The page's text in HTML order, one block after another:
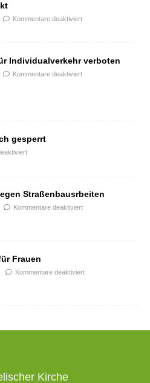
Kommentare deaktiviert
Individualverkehr verboten
Kommentare deaktiviert
gesperrt
Straßenbausrbeiten
Kommentare deaktiviert
Frauen
Kommentare deaktiviert
Kirche